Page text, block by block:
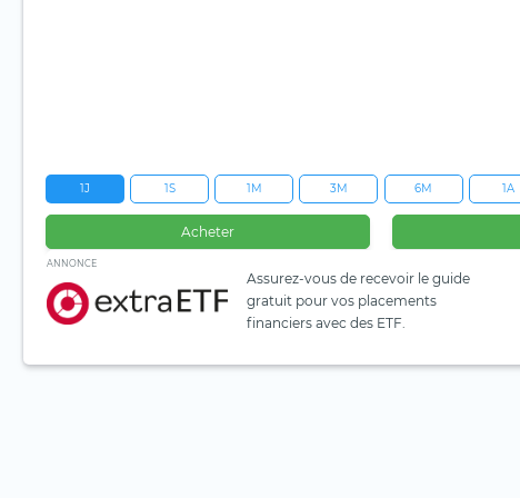
1J 1S 1M 3M 6M 1A
Acheter
ANNONCE
Assurez-vous de recevoir le guide
gratuit pour vos placements
financiers avec des ETF.